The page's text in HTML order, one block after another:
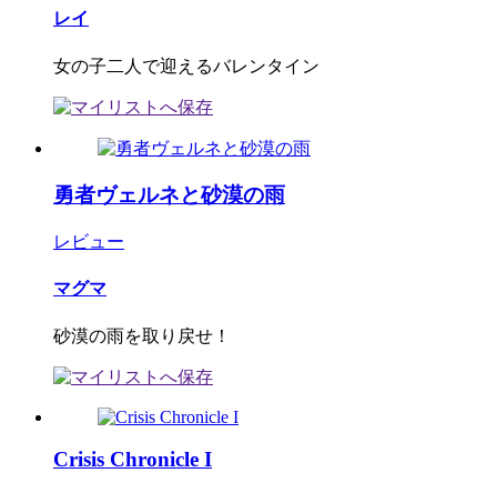
レイ
女の子二人で迎えるバレンタイン
勇者ヴェルネと砂漠の雨
レビュー
マグマ
砂漠の雨を取り戻せ！
Crisis Chronicle I